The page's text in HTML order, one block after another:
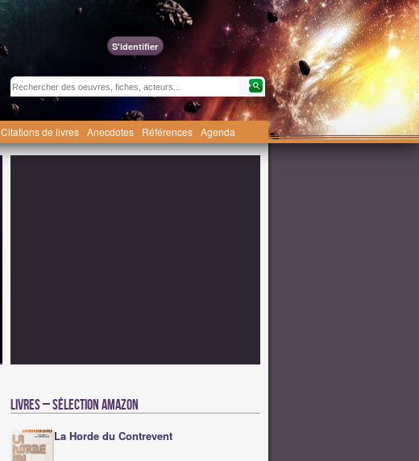
S'identifier
Citations de livres Anecdotes Références Agenda
Livres – Sélection Amazon
La Horde du Contrevent